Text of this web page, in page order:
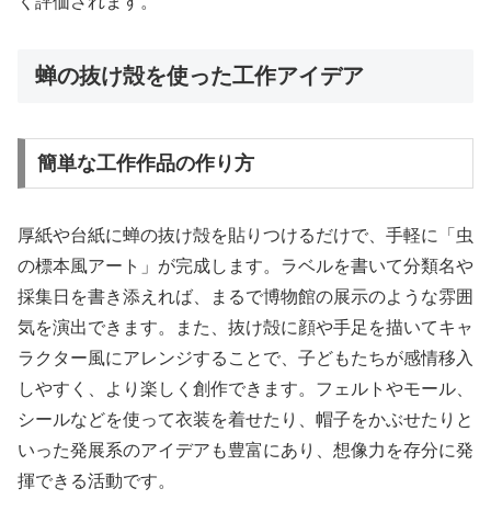
蝉の抜け殻を使った工作アイデア
簡単な工作作品の作り方
厚紙や台紙に蝉の抜け殻を貼りつけるだけで、手軽に「虫
の標本風アート」が完成します。ラベルを書いて分類名や
採集日を書き添えれば、まるで博物館の展示のような雰囲
気を演出できます。また、抜け殻に顔や手足を描いてキャ
ラクター風にアレンジすることで、子どもたちが感情移入
しやすく、より楽しく創作できます。フェルトやモール、
シールなどを使って衣装を着せたり、帽子をかぶせたりと
いった発展系のアイデアも豊富にあり、想像力を存分に発
揮できる活動です。